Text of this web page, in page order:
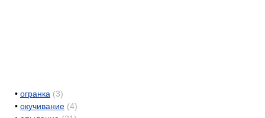
• огранка (3)
• окучивание (4)